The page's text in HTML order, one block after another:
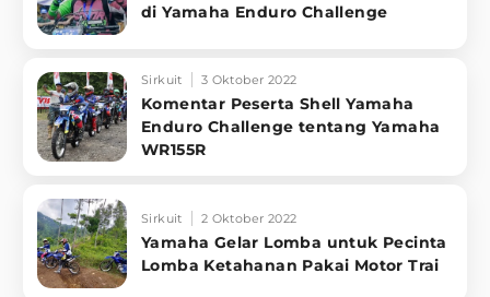
di Yamaha Enduro Challenge
Sirkuit 3 Oktober 2022
Komentar Peserta Shell Yamaha
Enduro Challenge tentang Yamaha
WR155R
Sirkuit 2 Oktober 2022
Yamaha Gelar Lomba untuk Pecinta
Lomba Ketahanan Pakai Motor Trai